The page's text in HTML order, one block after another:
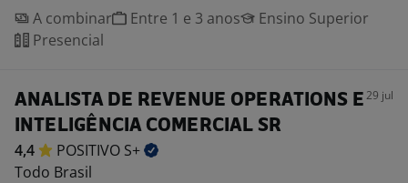
A combinar
Entre 1 e 3 anos
Ensino Superior
Presencial
ANALISTA DE REVENUE OPERATIONS E
INTELIGÊNCIA COMERCIAL SR
29 jul
4,4 POSITIVO S+
Todo Brasil